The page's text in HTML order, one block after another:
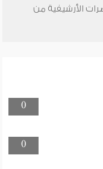
الأرشيفية من
0
0